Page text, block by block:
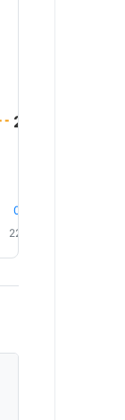
25.0°
0.0 mm
22.0 km/h